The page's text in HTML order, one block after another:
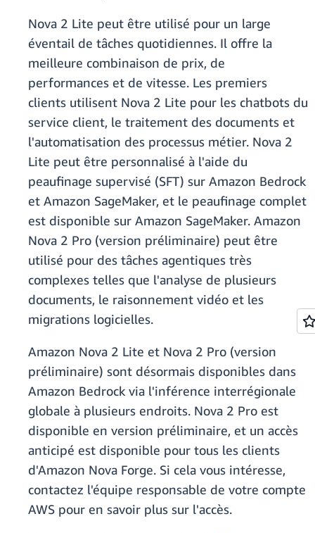
Nova 2 Lite peut être utilisé pour un large
éventail de tâches quotidiennes. Il offre la
meilleure combinaison de prix, de
performances et de vitesse. Les premiers
clients utilisent Nova 2 Lite pour les chatbots du
service client, le traitement des documents et
l'automatisation des processus métier. Nova 2
Lite peut être personnalisé à l'aide du
peaufinage supervisé (SFT) sur Amazon Bedrock
et Amazon SageMaker, et le peaufinage complet
est disponible sur Amazon SageMaker. Amazon
Nova 2 Pro (version préliminaire) peut être
utilisé pour des tâches agentiques très
complexes telles que l'analyse de plusieurs
documents, le raisonnement vidéo et les
migrations logicielles.
Amazon Nova 2 Lite et Nova 2 Pro (version
préliminaire) sont désormais disponibles dans
Amazon Bedrock via l'inférence interrégionale
globale à plusieurs endroits. Nova 2 Pro est
disponible en version préliminaire, et un accès
anticipé est disponible pour tous les clients
d'Amazon Nova Forge. Si cela vous intéresse,
contactez l'équipe responsable de votre compte
AWS pour en savoir plus sur l'accès.